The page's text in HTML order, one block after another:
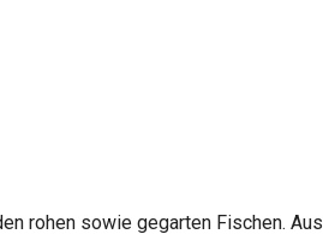
rohen sowie gegarten Fischen. Aus